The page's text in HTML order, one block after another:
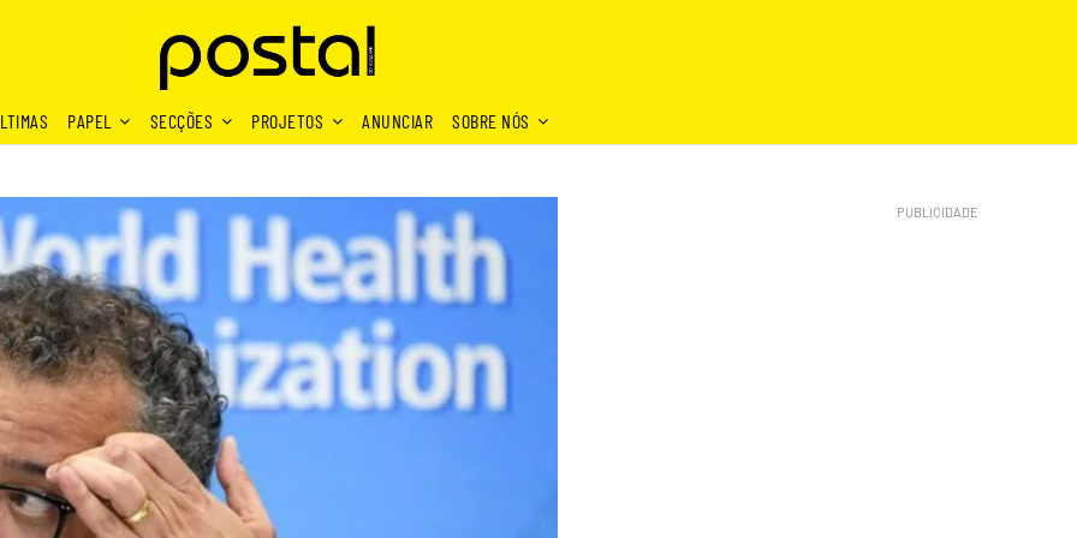
PAPEL SECÇÕES PROJETOS ANUNCIAR SOBRE NÓS